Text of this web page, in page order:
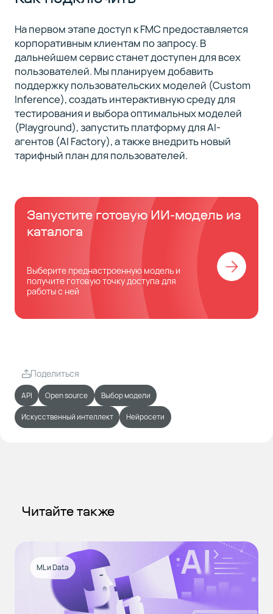
На первом этапе доступ к FMC предоставляется
корпоративным клиентам по запросу. В
дальнейшем сервис станет доступен для всех
пользователей. Мы планируем добавить
поддержку пользовательских моделей (Custom
Inference), создать интерактивную среду для
тестирования и выбора оптимальных моделей
(Playground), запустить платформу для AI-
агентов (AI Factory), а также внедрить новый
тарифный план для пользователей.
Запустите готовую ИИ-модель из
каталога
Выберите преднастроенную модель и
получите готовую точку доступа для
работы с ней
Поделиться
API Open source Выбор модели
Искусственный интеллект Нейросети
Читайте также
ML и Data